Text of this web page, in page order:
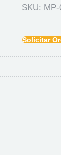
SKU:
Solicitar